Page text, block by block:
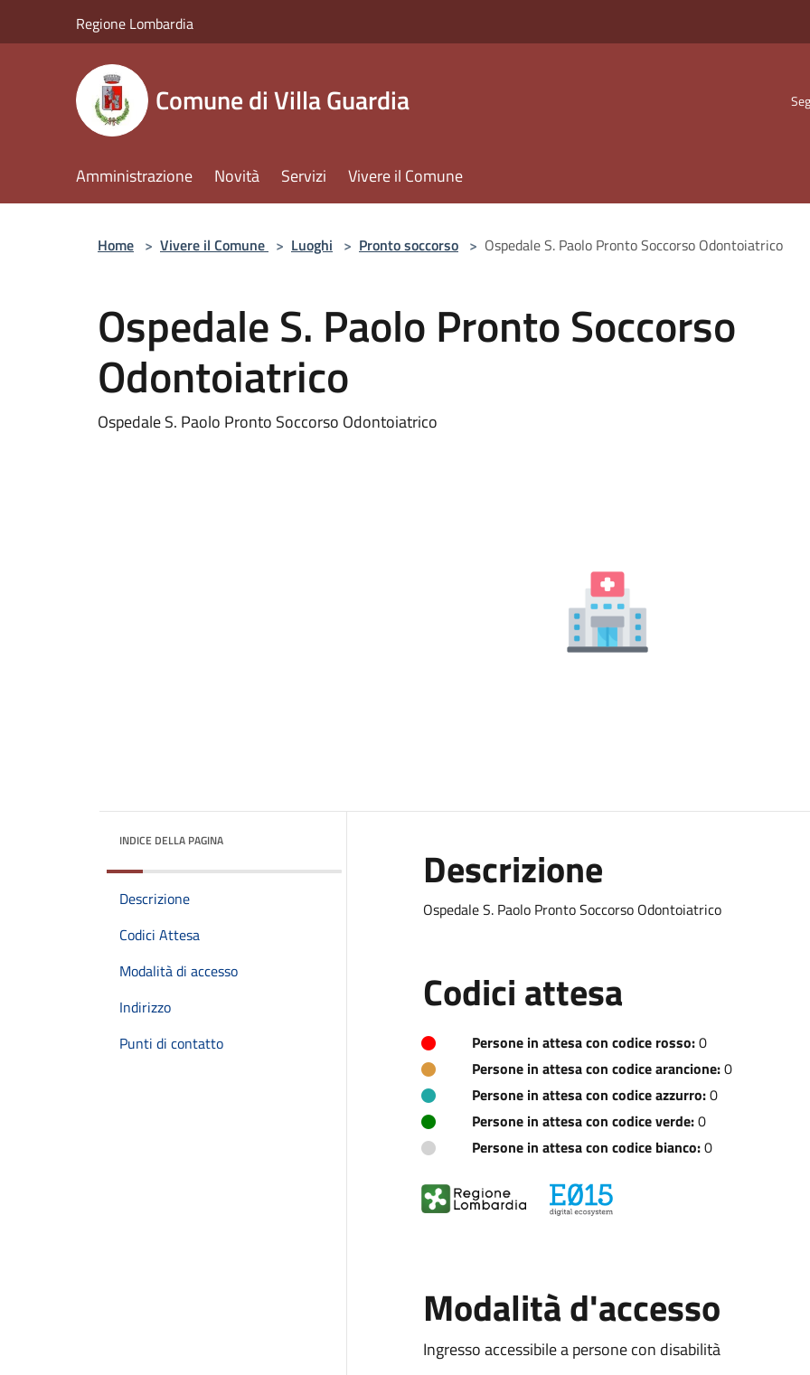
Regione Lombardia
Comune di Villa Guardia
Amministrazione Novità Servizi Vivere il Comune
Home > Vivere il Comune > Luoghi > Pronto soccorso > Ospedale S. Paolo Pronto Soccorso Odontoiatrico
Ospedale S. Paolo Pronto Soccorso
Odontoiatrico
Ospedale S. Paolo Pronto Soccorso Odontoiatrico
INDICE DELLA PAGINA
Descrizione
Codici Attesa
Modalità di accesso
Indirizzo
Punti di contatto
Descrizione
Ospedale S. Paolo Pronto Soccorso Odontoiatrico
Codici attesa
Persone in attesa con codice rosso:0
Persone in attesa con codice arancione:0
Persone in attesa con codice azzurro:0
Persone in attesa con codice verde:0
Persone in attesa con codice bianco:0
Modalità d'accesso
Ingresso accessibile a persone con disabilità